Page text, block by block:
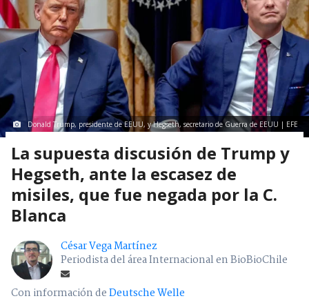
Donald Trump, presidente de EEUU, y Hegseth, secretario de Guerra de EEUU | EFE
La supuesta discusión de Trump y
Hegseth, ante la escasez de
misiles, que fue negada por la C.
Blanca
César Vega Martínez
Periodista del área Internacional en BioBioChile
Con información deDeutsche Welle